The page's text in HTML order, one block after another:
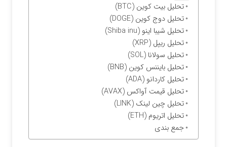
تحلیل بیت کوین (BTC)
تحلیل دوج کوین (DOGE)
تحلیل شیبا اینو (Shiba inu)
تحلیل ریپل (XRP)
تحلیل سولانا (SOL)
تحلیل بایننس کوین (BNB)
تحلیل کاردانو (ADA)
تحلیل قیمت آواکس (AVAX)
تحلیل چین لینک (LINK)
تحلیل اتریوم (ETH)
جمع بندی